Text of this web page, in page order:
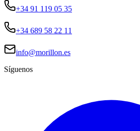
+34 91 119 05 35
+34 689 58 22 11
info@morillon.es
Síguenos